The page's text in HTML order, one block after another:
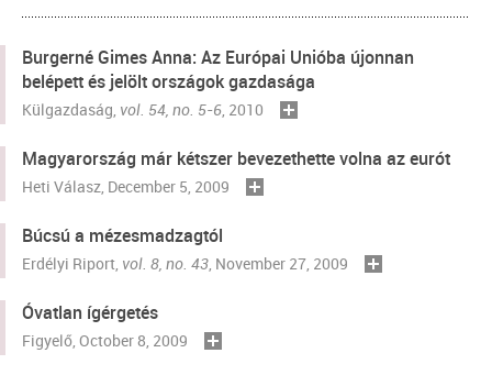
Burgerné Gimes Anna: Az Európai Unióba újonnan
belépett és jelölt országok gazdasága
Külgazdaság vol. 54, no. 5-6 , 2010
Magyarország már kétszer bevezethette volna az eurót
Heti Válasz , December 5, 2009
Búcsú a mézesmadzagtól
Erdélyi Riport vol. 8, no. 43 , November 27, 2009
Óvatlan ígérgetés
Figyelő , October 8, 2009